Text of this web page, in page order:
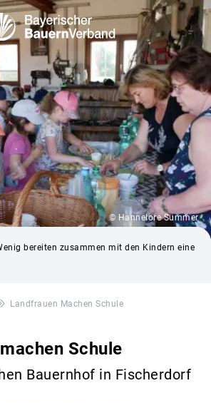
© Hannelore Summer
bereiten zusammen mit den Kindern eine
Landfrauen Machen Schule
Schule
Bauernhof in Fischerdorf